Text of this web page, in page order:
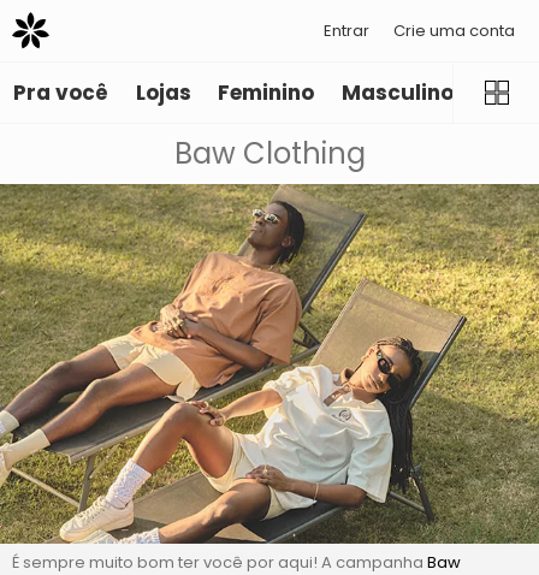
Entrar Crie uma conta
Pra você Lojas Feminino Masculino
Baw Clothing
É sempre muito bom ter você por aqui! A campanha Baw